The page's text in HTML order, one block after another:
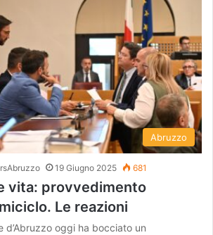
Abruzzo
19 Giugno 2025 681
vita: provvedimento
Le reazioni
d’Abruzzo oggi ha bocciato un